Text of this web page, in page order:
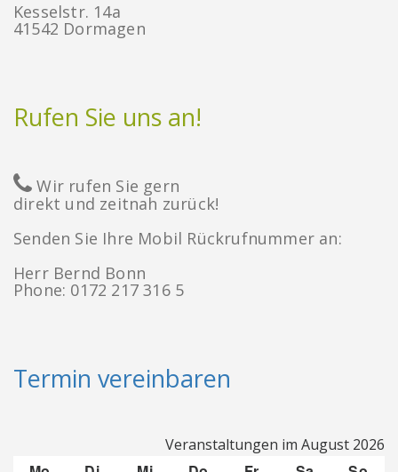
Kesselstr. 14a
41542 Dormagen
Rufen Sie uns an!
Wir rufen Sie gern
direkt und zeitnah zurück!
Senden Sie Ihre Mobil Rückrufnummer an:
Herr Bernd Bonn
Phone: 0172 217 316 5
Termin vereinbaren
Veranstaltungen im August 2026